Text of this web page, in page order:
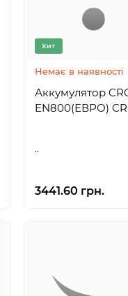
Хит
Немає в наявності
Аккумулятор
..
3441.60 грн.